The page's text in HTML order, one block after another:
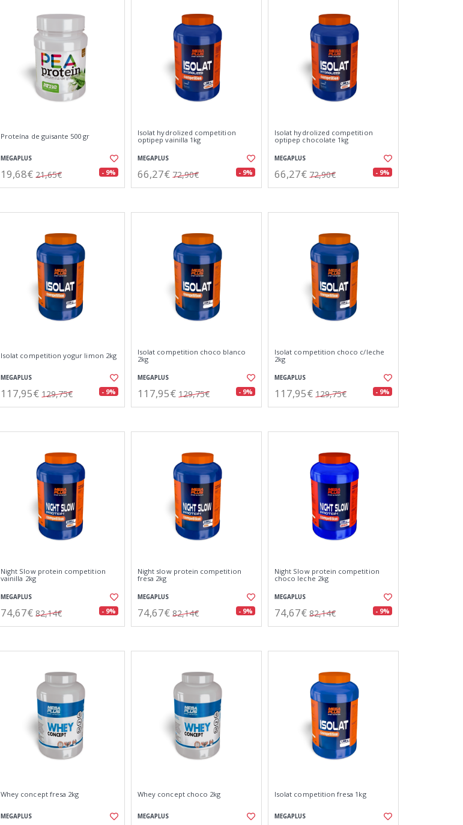
Proteína de guisante 500 gr
MEGAPLUS
19,68€ 21,65€ - 9%
Isolat hydrolized competition
optipep vainilla 1kg
MEGAPLUS
66,27€ 72,90€ - 9%
Isolat hydrolized competition
optipep chocolate 1kg
MEGAPLUS
66,27€ 72,90€ - 9%
Isolat competition yogur limon 2kg
MEGAPLUS
117,95€ 129,75€ - 9%
Isolat competition choco blanco
2kg
MEGAPLUS
117,95€ 129,75€ - 9%
Isolat competition choco c/leche
2kg
MEGAPLUS
117,95€ 129,75€ - 9%
Night Slow protein competition
vainilla 2kg
MEGAPLUS
74,67€ 82,14€ - 9%
Night slow protein competition
fresa 2kg
MEGAPLUS
74,67€ 82,14€ - 9%
Night Slow protein competition
choco leche 2kg
MEGAPLUS
74,67€ 82,14€ - 9%
Whey concept fresa 2kg
MEGAPLUS
Whey concept choco 2kg
MEGAPLUS
Isolat competition fresa 1kg
MEGAPLUS